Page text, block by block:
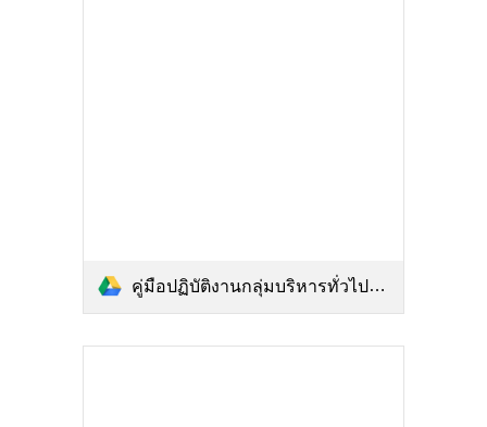
คู่มือปฏิบัติงานกลุ่มบริหารทั่วไป2567.pdf